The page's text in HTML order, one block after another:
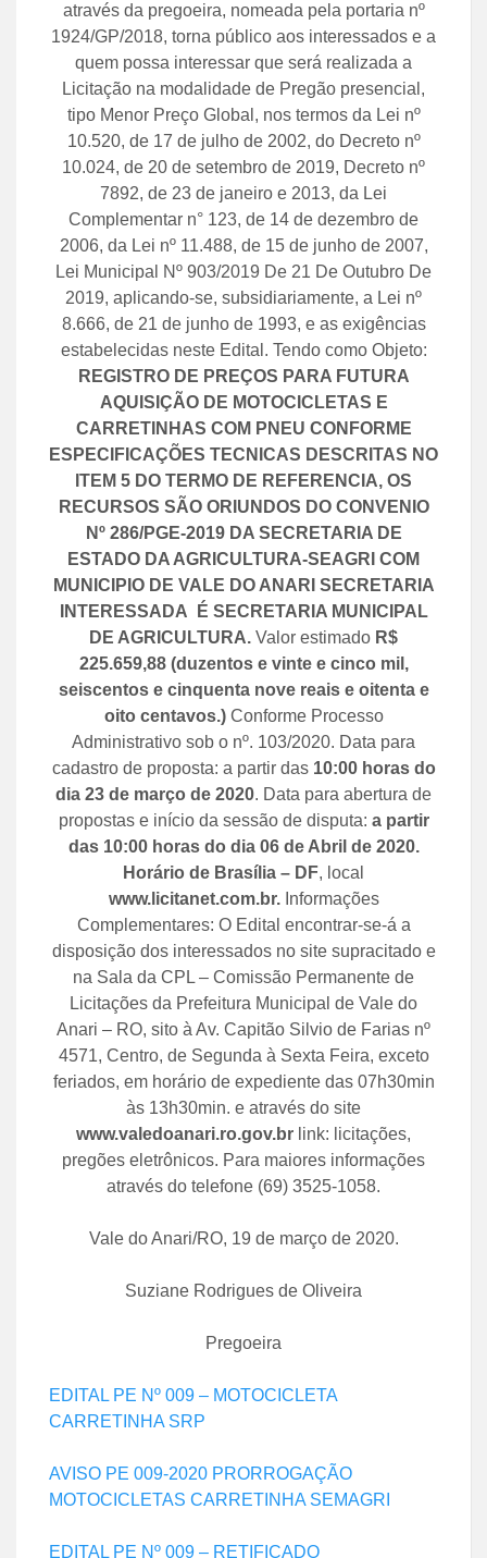
através da pregoeira, nomeada pela portaria nº
1924/GP/2018, torna público aos interessados e a
quem possa interessar que será realizada a
Licitação na modalidade de Pregão presencial,
tipo Menor Preço Global, nos termos da Lei nº
10.520, de 17 de julho de 2002, do Decreto nº
10.024, de 20 de setembro de 2019, Decreto nº
7892, de 23 de janeiro e 2013, da Lei
Complementar n° 123, de 14 de dezembro de
2006, da Lei nº 11.488, de 15 de junho de 2007,
Lei Municipal Nº 903/2019 De 21 De Outubro De
2019, aplicando-se, subsidiariamente, a Lei nº
8.666, de 21 de junho de 1993, e as exigências
estabelecidas neste Edital. Tendo como Objeto:
REGISTRO DE PREÇOS PARA FUTURA
AQUISIÇÃO DE MOTOCICLETAS E
CARRETINHAS COM PNEU CONFORME
ESPECIFICAÇÕES TECNICAS DESCRITAS NO
ITEM 5 DO TERMO DE REFERENCIA, OS
RECURSOS SÃO ORIUNDOS DO CONVENIO
Nº 286/PGE-2019 DA SECRETARIA DE
ESTADO DA AGRICULTURA-SEAGRI COM
MUNICIPIO DE VALE DO ANARI SECRETARIA
INTERESSADA É SECRETARIA MUNICIPAL
DE AGRICULTURA. Valor estimado R$
225.659,88 (duzentos e vinte e cinco mil,
seiscentos e cinquenta nove reais e oitenta e
oito centavos.)Conforme Processo
Administrativo sob o nº. 103/2020. Data para
cadastro de proposta: a partir das 10:00 horas do
dia 23 de março de 2020. Data para abertura de
propostas e início da sessão de disputa: a partir
das 10:00 horas do dia 06 de Abril de 2020.
Horário de Brasília – DF, local
www.licitanet.com.br.Informações
Complementares: O Edital encontrar-se-á a
disposição dos interessados no site supracitado e
na Sala da CPL – Comissão Permanente de
Licitações da Prefeitura Municipal de Vale do
Anari – RO, sito à Av. Capitão Silvio de Farias nº
4571, Centro, de Segunda à Sexta Feira, exceto
feriados, em horário de expediente das 07h30min
às 13h30min. e através do site
www.valedoanari.ro.gov.br link: licitações,
pregões eletrônicos. Para maiores informações
através do telefone (69) 3525-1058.
Vale do Anari/RO, 19 de março de 2020.
Suziane Rodrigues de Oliveira
Pregoeira
EDITAL PE Nº 009 – MOTOCICLETA
CARRETINHA SRP
AVISO PE 009-2020 PRORROGAÇÃO
MOTOCICLETAS CARRETINHA SEMAGRI
EDITAL PE Nº 009 – RETIFICADO